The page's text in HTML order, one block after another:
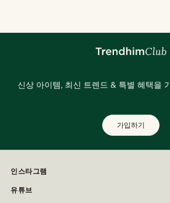
신상 아이템, 최신 트렌드 & 특별 혜택을
가입하기
인스타그램
유튜브